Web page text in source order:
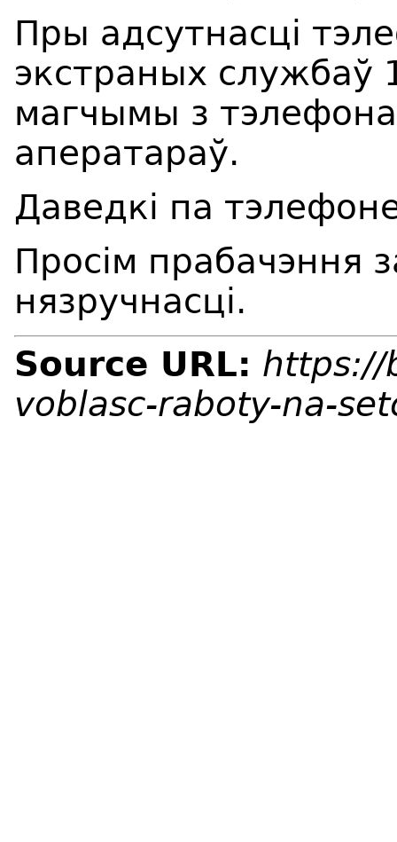
Пры адсутнасці
экстраных службаў
магчымы з
аператараў.
Даведкі па
Просім прабачэння
нязручнасці.
Source URL: https://
voblasc-raboty-na-